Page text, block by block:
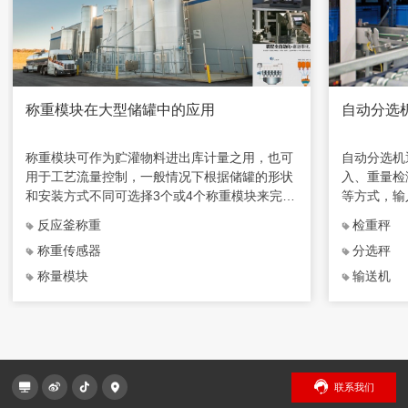
称重模块在大型储罐中的应用
称重模块可作为贮灌物料进出库计量之用，也可
用于工艺流量控制，一般情况下根据储罐的形状
和安装方式不同可选择3个或4个称重模块来完
成，特别适合化工厂生产过程中定量给料系统场
合使用。
反应釜称重
称重传感器
称量模块
自动分选
自动分选
入、重量
等方式，
号判断，
检重秤
分选秤
输送机
联系我们